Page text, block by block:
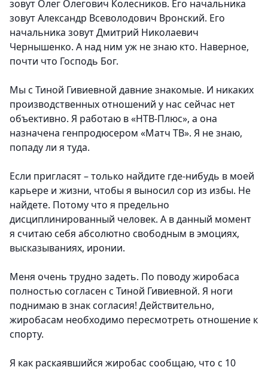
зовут Олег Олегович Колесников. Его начальника
зовут Александр Всеволодович Вронский. Его
начальника зовут Дмитрий Николаевич
Чернышенко. А над ним уж не знаю кто. Наверное,
почти что Господь Бог.
Мы с Тиной Гивиевной давние знакомые. И никаких
производственных отношений у нас сейчас нет
объективно. Я работаю в «НТВ-Плюс», а она
назначена генпродюсером «Матч ТВ». Я не знаю,
попаду ли я туда.
Если пригласят – только найдите где-нибудь в моей
карьере и жизни, чтобы я выносил сор из избы. Не
найдете. Потому что я предельно
дисциплинированный человек. А в данный момент
я считаю себя абсолютно свободным в эмоциях,
высказываниях, иронии.
Меня очень трудно задеть. По поводу жиробаса
полностью согласен с Тиной Гивиевной. Я ноги
поднимаю в знак согласия! Действительно,
жиробасам необходимо пересмотреть отношение к
спорту.
Я как раскаявшийся жиробас сообщаю, что с 10